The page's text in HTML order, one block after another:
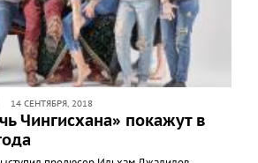
14 СЕНТЯБРЯ, 2018
Чингисхана» покажут в